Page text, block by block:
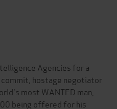
Agencies for a
hostage negotiator
most WANTED man,
being offered for his